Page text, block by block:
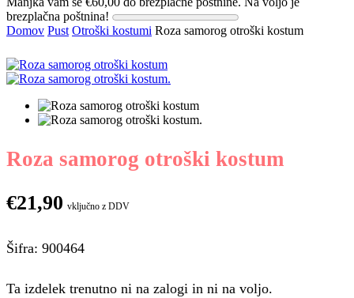
brezplačna poštnina!
Domov Pust Otroški kostumi Roza samorog otroški kostum
Roza samorog otroški kostum
€21,90 vključno z DDV
Šifra: 900464
Ta izdelek trenutno ni na zalogi in ni na voljo.